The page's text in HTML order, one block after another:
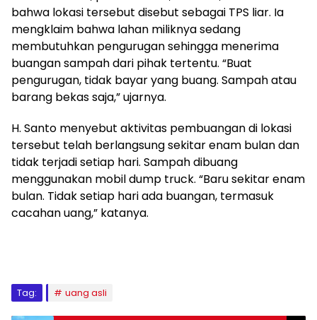
bahwa lokasi tersebut disebut sebagai TPS liar. Ia
mengklaim bahwa lahan miliknya sedang
membutuhkan pengurugan sehingga menerima
buangan sampah dari pihak tertentu. “Buat
pengurugan, tidak bayar yang buang. Sampah atau
barang bekas saja,” ujarnya.
H. Santo menyebut aktivitas pembuangan di lokasi
tersebut telah berlangsung sekitar enam bulan dan
tidak terjadi setiap hari. Sampah dibuang
menggunakan mobil dump truck. “Baru sekitar enam
bulan. Tidak setiap hari ada buangan, termasuk
cacahan uang,” katanya.
Tag: uang asli